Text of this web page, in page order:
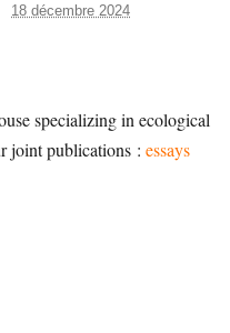
18 décembre 2024
specializing in ecological
joint publications : essays